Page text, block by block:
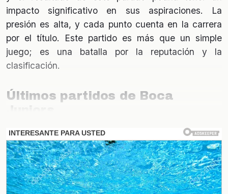
impacto significativo en sus aspiraciones. La
presión es alta, y cada punto cuenta en la carrera
por el título. Este partido es más que un simple
juego; es una batalla por la reputación y la
clasificación.
Últimos partidos de Boca
Boca Juniors ha tenido un desempeño irregular en
sus últimos encuentros. En sus cinco partidos
anteriores, el equipo ha mostrado destellos de
calidad, pero también ha enfrentado dificultades. A
continuación, se presenta un resumen de los